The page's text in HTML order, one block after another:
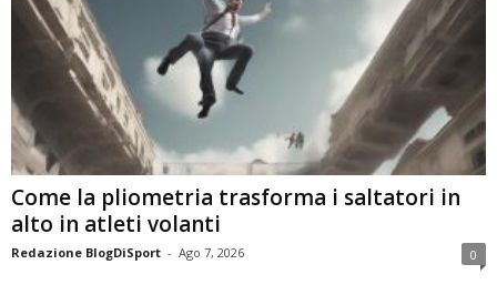
Come la pliometria trasforma i saltatori in
alto in atleti volanti
Redazione BlogDiSport - Ago 7, 2026 0